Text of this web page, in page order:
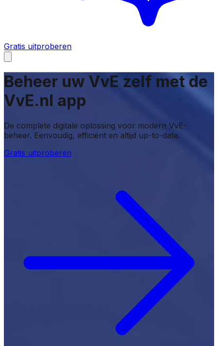
Gratis uitproberen
Beheer uw VvE zelf met de
VvE.nl app
De complete digitale oplossing voor modern VvE-
beheer. Eenvoudig, efficiënt en altijd up-to-date.
Gratis uitproberen